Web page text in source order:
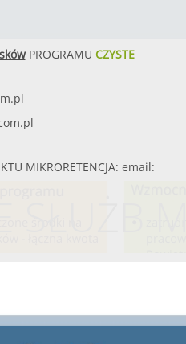
SŁUŻB
PROGRAMU CZYSTE
MIKRORETENCJA: email: